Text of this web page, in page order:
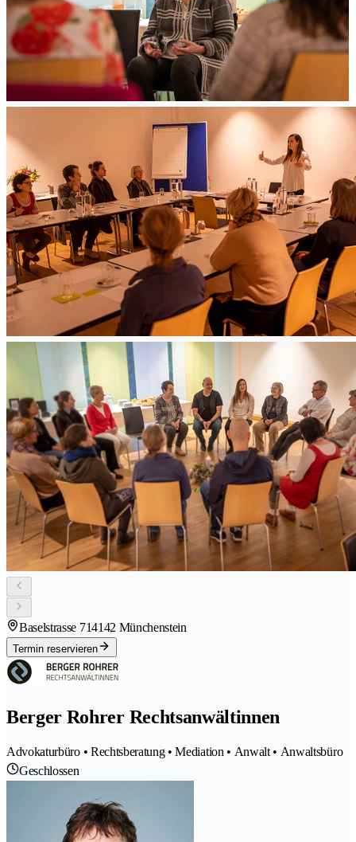
Baselstrasse 714142 Münchenstein
Termin reservieren
Berger Rohrer Rechtsanwältinnen
Advokaturbüro • Rechtsberatung • Mediation • Anwalt • Anwaltsbüro
Geschlossen